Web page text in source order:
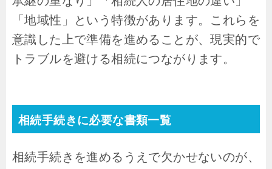
「地域性」という特徴があります。これらを
意識した上で準備を進めることが、現実的で
トラブルを避ける相続につながります。
相続手続きに必要な書類一覧
相続手続きを進めるうえで欠かせないのが、